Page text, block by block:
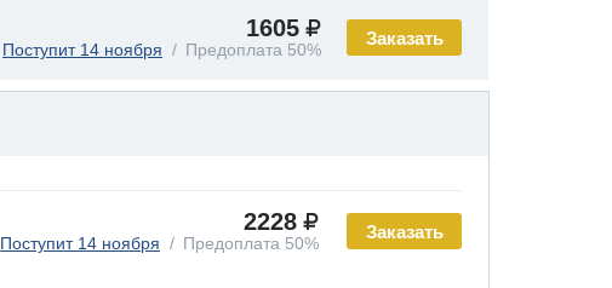
Заказать
1605
Поступит 14 ноября Предоплата 50%
Заказать
2228
Поступит 14 ноября Предоплата 50%